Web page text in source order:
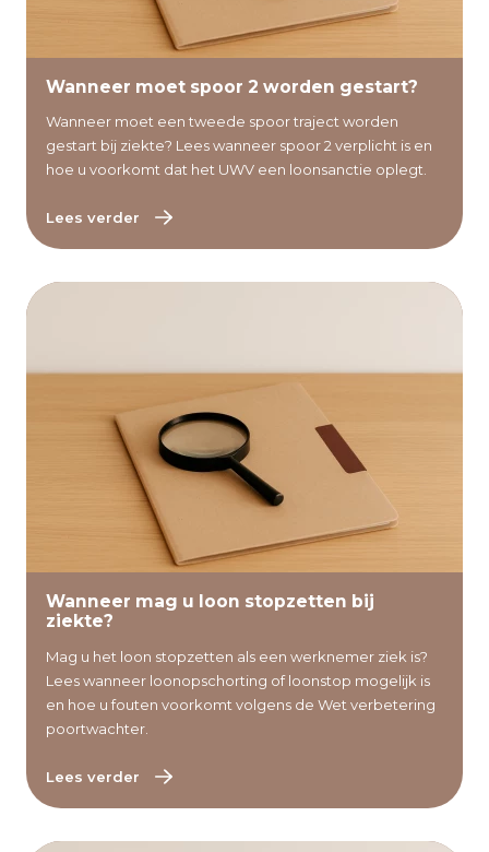
Lees verder
Wanneer moet spoor 2 worden gestart?
Wanneer moet een tweede spoor traject worden
gestart bij ziekte? Lees wanneer spoor 2 verplicht is en
hoe u voorkomt dat het UWV een loonsanctie oplegt.
Lees verder
Lees verder
Wanneer mag u loon stopzetten bij
ziekte?
Mag u het loon stopzetten als een werknemer ziek is?
Lees wanneer loonopschorting of loonstop mogelijk is
en hoe u fouten voorkomt volgens de Wet verbetering
poortwachter.
Lees verder